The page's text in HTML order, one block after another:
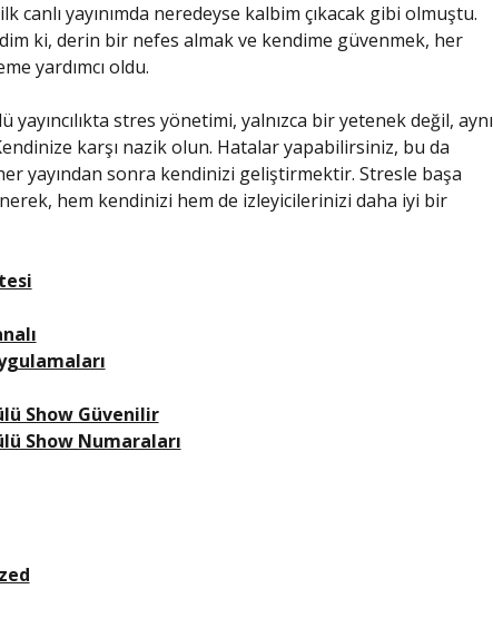
canlı yayınımda neredeyse kalbim çıkacak gibi olmuştu.
ki, derin bir nefes almak ve kendime güvenmek, her
yardımcı oldu.
stres yönetimi, yalnızca bir yetenek değil, aynı
karşı nazik olun. Hatalar yapabilirsiniz, bu da
yayından sonra kendinizi geliştirmektir. Stresle başa
hem kendinizi hem de izleyicilerinizi daha iyi bir
Show Güvenilir
Show Numaraları